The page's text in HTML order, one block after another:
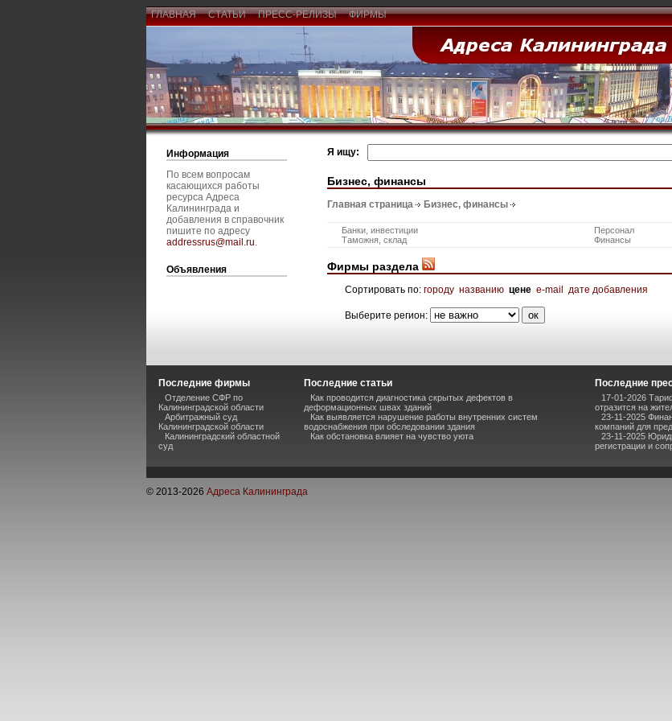
ГЛАВНАЯ СТАТЬИ ПРЕСС-РЕЛИЗЫ ФИРМЫ
Информация
По всем вопросам
касающихся работы
ресурса Адреса
Калининграда и
добавления в справочник
пишите по адресу
addressrus@mail.ru.
Объявления
Я ищу:
Бизнес, финансы
Главная страница Бизнес, финансы
Банки, инвестиции Персонал
Таможня, склад
Финансы
Фирмы раздела
Сортировать по: городу названию цене e-mail дате добавления
Выберите регион:
Последние фирмы
Отделение СФР по
Калининградской области
Арбитражный суд
Калининградской области
Калининградский областной
суд
Последние статьи
Как проводится диагностика скрытых дефектов в
деформационных швах зданий
Как выявляется нарушение работы внутренних систем
водоснабжения при обследовании здания
Как обстановка влияет на чувство уюта
Последние
17-01-2026
отразится на
23-11-2025
компаний для
23-11-2025
регистрации и
© 2013-2026 Адреса Калининграда